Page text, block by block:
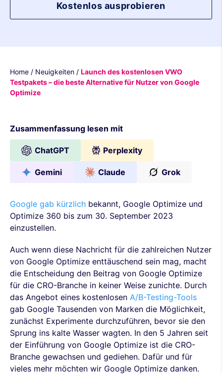
Kostenlos ausprobieren
Home / Neuigkeiten / Launch des kostenlosen VWO
Testpakets – die beste Alternative für Nutzer von Google
Optimize
Zusammenfassung lesen mit
ChatGPT Perplexity
Gemini Claude Grok
Google gab kürzlich bekannt, Google Optimize und
Optimize 360 bis zum 30. September 2023
einzustellen.
Auch wenn diese Nachricht für die zahlreichen Nutzer
von Google Optimize enttäuschend sein mag, macht
die Entscheidung den Beitrag von Google Optimize
für die CRO-Branche in keiner Weise zunichte. Durch
das Angebot eines kostenlosen A/B-Testing-Tools
gab Google Tausenden von Marken die Möglichkeit,
zunächst Experimente durchzuführen, bevor sie den
Sprung ins kalte Wasser wagten. In den 5 Jahren seit
der Einführung von Google Optimize ist die CRO-
Branche gewachsen und gediehen. Dafür und für
vieles mehr möchten wir Google Optimize danken.